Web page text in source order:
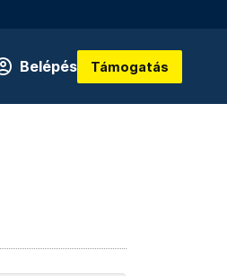
Belépés Támogatás